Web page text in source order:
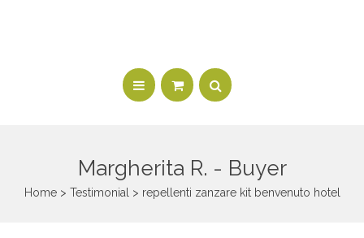
Margherita R. - Buyer
Home> Testimonial > repellenti zanzare kit benvenuto hotel